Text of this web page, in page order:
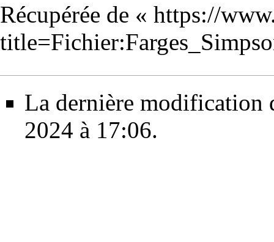
Récupérée de « https://
La dernière modification
2024 à 17:06.